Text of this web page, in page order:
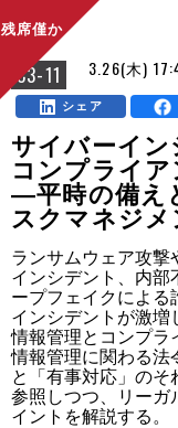
C3-11 3.26(木)
シェア
残席僅か
サイバーイン
コンプライ
―平時の備え
スクマネジ
ランサムウェア攻撃
インシデント、内部
ープフェイクによる
インシデントが激増
情報管理とコンプラ
情報管理に関わる法
と「有事対応」のそ
参照しつつ、リーガ
イントを解説する。